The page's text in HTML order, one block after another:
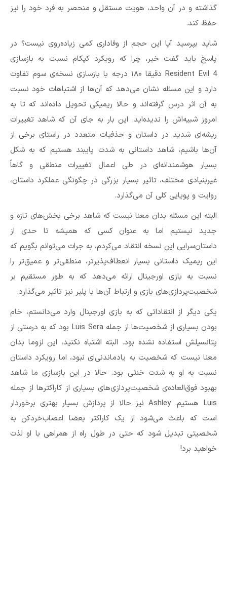
گذاشته و در آن واحد، هویت مستقل و منحصر به فرد خود را نیز
حفظ کند.
شاید بپرسید آیا این حجم از وفاداری کمی زیاده‌روی نیست؟ در
پاسخ باید گفت خیر، چرا که رویکرد کپکام نسبت به بازسازی
Resident Evil 4 دقیقا ۱۸۰ درجه با بازسازی نسخه‌ی سوم تفاوت
دارد و این مسئله نشان می‌دهد که آن‌ها از اشتباهات خود نسبت
به آن اثر درس گرفته‌اند و حالا ریمیکی تحویل داده‌اند که تا به
امروز شبیه‌اش را ندیده‌اید. این بار به جای آن که شاهد تغییرات
ریشه‌ای شدید در داستان و حذفیات متعدد در راستای برخی از
آن‌ها باشیم، شاهد داستانی به شدت پایبند هستیم که به شکل
بسیار هوشمندانه‌ای در طی اعمال تغییرات منطقی و گاهاً
غیربنیادی مختلف، تاثیر بسیار بزرگی در چگونگی عملکرد داستان،
روایت و پویایی کلی آن می‌گذارد.
البته این مسئله بدان معنا نیست که شاهد برخی بخش‌های تازه و
جدید نیستیم اما به عنوان کسی که همیشه تا حدی از
داستان‌سرایی این نسخه انتقاد می‌کردم، به جرات می‌توانم بگویم که
این ریمیک داستانی بسیار انعطاف‌پذیرتر، منطقی‌تر و عمیق‌تر را
نسبت به بازی اورجینال ارائه می‌دهد که به طور مستقیم بر
شخصیت‌پردازی‌های بازی و ارتباط آن‌ها با پلیر نیز تاثیر می‌گذارد.
یکی دیگر از انتقاداتی که به بازی اورجینال وارد می‌دانستم، خام
بودن بسیاری از شخصیت‌ها از جمله Luis Sera بود که به درستی از
پتانسیلش استفاده نشده بود. البته اشتباه نکنید، این لزوما بدان
معنا نیست که شخصیت به یادماندنی‌ای نبود، اما رویکرد داستان
نسبت به او به شدت خنثی بود. حالا در این بازسازی ما شاهد
بهبود فوق‌العاده‌ی شخصیت‌پردازی‌های بسیاری از کاراکترها از جمله
Luis هستیم. Ashley نیز حالا از پردازش بسیار بهتری برخوردار
است که باعث می‌شود از یک کاراکتر بعضا اعصاب‌خردکن به
شخصیتی تبدیل شود که حتی در طول راه از همراهی با او لذت
خواهید برد!